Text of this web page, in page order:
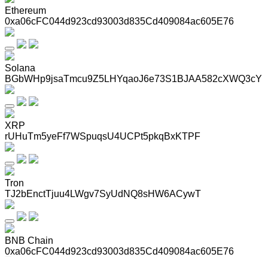
Ethereum
0xa06cFC044d923cd93003d835Cd409084ac605E76
Solana
BGbWHp9jsaTmcu9Z5LHYqaoJ6e73S1BJAA582cXWQ3cY
XRP
rUHuTm5yeFf7WSpuqsU4UCPt5pkqBxKTPF
Tron
TJ2bEnctTjuu4LWgv7SyUdNQ8sHW6ACywT
BNB Chain
0xa06cFC044d923cd93003d835Cd409084ac605E76